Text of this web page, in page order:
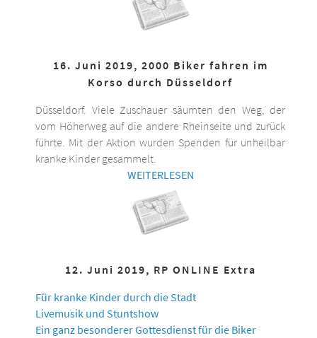
16. Juni 2019, 2000 Biker fahren im
Korso durch Düsseldorf
Düsseldorf. Viele Zuschauer säumten den Weg, der
vom Höherweg auf die andere Rheinseite und zurück
führte. Mit der Aktion wurden Spenden für unheilbar
kranke Kinder gesammelt.
WEITERLESEN
12. Juni 2019, RP ONLINE Extra
Für kranke Kinder durch die Stadt
Livemusik und Stuntshow
Ein ganz besonderer Gottesdienst für die Biker